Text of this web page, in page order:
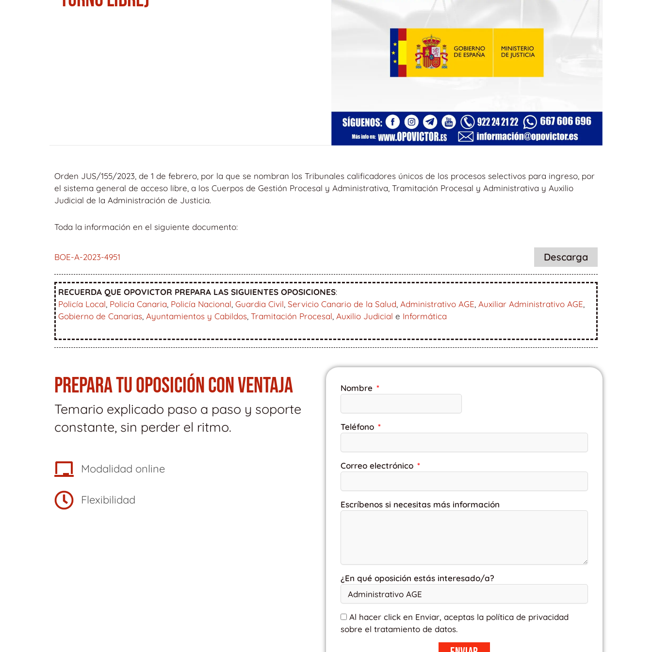
Orden JUS/155/2023, de 1 de febrero, por la que se nombran los Tribunales calificadores únicos de los procesos selectivos para ingreso, por
el sistema general de acceso libre, a los Cuerpos de Gestión Procesal y Administrativa, Tramitación Procesal y Administrativa y Auxilio
Judicial de la Administración de Justicia.
Toda la información en el siguiente documento:
BOE-A-2023-4951 Descarga
RECUERDA QUE OPOVICTOR PREPARA LAS SIGUIENTES OPOSICIONES:
Policía Local Policía Canaria Policía Nacional Guardia Civil Servicio Canario de la Salud Administrativo AGE Auxiliar Administrativo AGE
Gobierno de Canarias Ayuntamientos y Cabildos Tramitación Procesal Auxilio Judicial e Informática
PREPARA TU OPOSICIÓN CON VENTAJA
Temario explicado paso a paso y soporte
constante, sin perder el ritmo.
Modalidad online
Flexibilidad
Nombre
Teléfono
Correo electrónico
Escríbenos si necesitas más información
¿En qué oposición estás interesado/a?
Al hacer click en Enviar, aceptas la política de privacidad
sobre el tratamiento de datos.